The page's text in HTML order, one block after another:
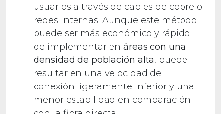
usuarios a través de cables de cobre o
redes internas. Aunque este método
puede ser más económico y rápido
de implementar en áreas con una
densidad de población alta, puede
resultar en una velocidad de
conexión ligeramente inferior y una
menor estabilidad en comparación